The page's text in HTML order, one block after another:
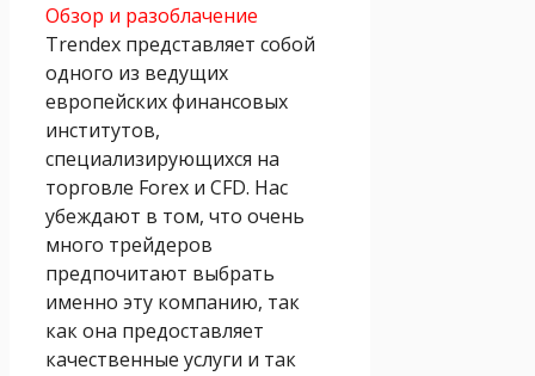
Обзор и разоблачение
Trendex представляет собой
одного из ведущих
европейских финансовых
институтов,
специализирующихся на
торговле Forex и CFD. Нас
убеждают в том, что очень
много трейдеров
предпочитают выбрать
именно эту компанию, так
как она предоставляет
качественные услуги и так